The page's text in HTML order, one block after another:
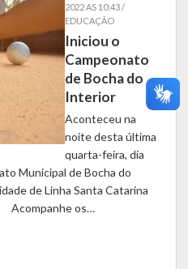
2022 AS 10:43 /
EDUCAÇÃO
Iniciou o
Campeonato
de Bocha do
Interior
Aconteceu na
noite desta última
quarta-feira, dia
Municipal de Bocha do
de Linha Santa Catarina
Acompanhe os…